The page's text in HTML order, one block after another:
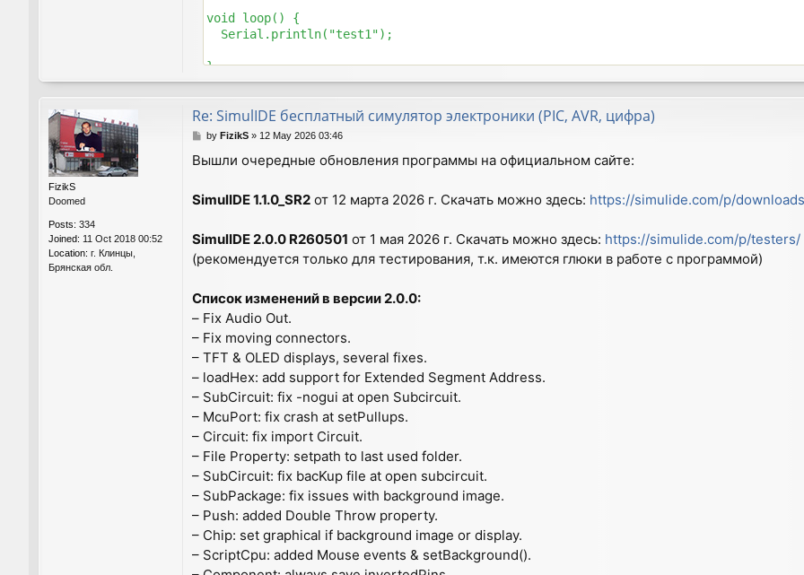
void loop() {
  Serial.println("test1");
FizikS
Doomed
Posts: 334
Joined: 11 Oct 2018 00:52
Location: г. Клинцы,
Брянская обл.
Re: SimulIDE бесплатный симулятор электроники (PIC, AVR, цифра)
P
s
by FizikS» 12 May 2026 03:46
Вышли очередные обновления программы на официальном сайте:
SimulIDE 1.1.0_SR2 от 12 марта 2026 г. Скачать можно здесь: https://simulide.com/p/
SimulIDE 2.0.0 R260501 от 1 мая 2026 г. Скачать можно здесь: https://simulide.com/p/testers/
(рекомендуется только для тестирования, т.к. имеются глюки в работе с программой)
Список изменений в версии 2.0.0:
– Fix Audio Out.
– Fix moving connectors.
– TFT & OLED displays, several fixes.
– loadHex: add support for Extended Segment Address.
– SubCircuit: fix -nogui at open Subcircuit.
– McuPort: fix crash at setPullups.
– Circuit: fix import Circuit.
– File Property: setpath to last used folder.
– SubCircuit: fix bacKup file at open subcircuit.
– SubPackage: fix issues with background image.
– Push: added Double Throw property.
– Chip: set graphical if background image or display.
– ScriptCpu: added Mouse events & setBackground().